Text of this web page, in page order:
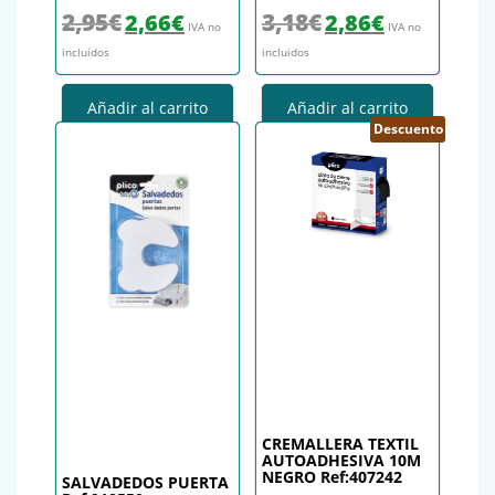
2,95€El precio original era: 2,95€.
2,66€El precio actual es: 2,66€.
IVA no
incluidos
Añadir al carrito
3,18€El precio original era: 3,18€.
2,86€El precio actual
IVA no
incluidos
Añadir al carrito
SALVADEDOS PUERTA
Descuento
CREMALLERA TEXTIL
AUTOADHESIVA 10M
NEGRO Ref:407242